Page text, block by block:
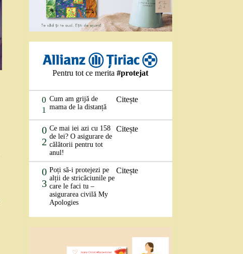
Pentru tot ce merita#protejat
0
1
Cum am grijă de
mama de la distanță
Citește
0
2
Ce mai iei azi cu 158
de lei? O asigurare de
călătorii pentru tot
anul!
Citește
0
3
Poți să-i protejezi pe
alții de stricăciunile pe
care le faci tu –
asigurarea civilă My
Apologies
Citește